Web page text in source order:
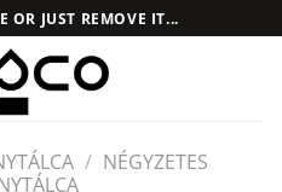
OR JUST REMOVE IT...
/ NÉGYZETES